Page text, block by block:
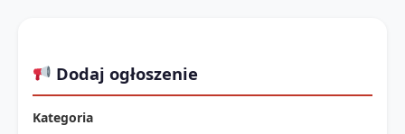
Dodaj ogłoszenie
Kategoria